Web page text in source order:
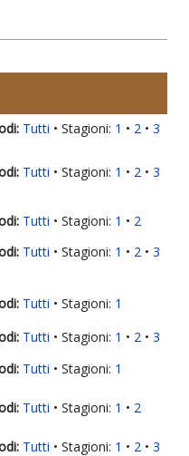
Tutti Stagioni: 1 2
3
Tutti Stagioni: 1 2
3
Tutti Stagioni: 1
2
Tutti Stagioni: 1 2
3
Tutti Stagioni: 1
Tutti Stagioni: 1 2
3
Tutti Stagioni: 1
Tutti Stagioni: 1 2
Tutti Stagioni: 1 2
3